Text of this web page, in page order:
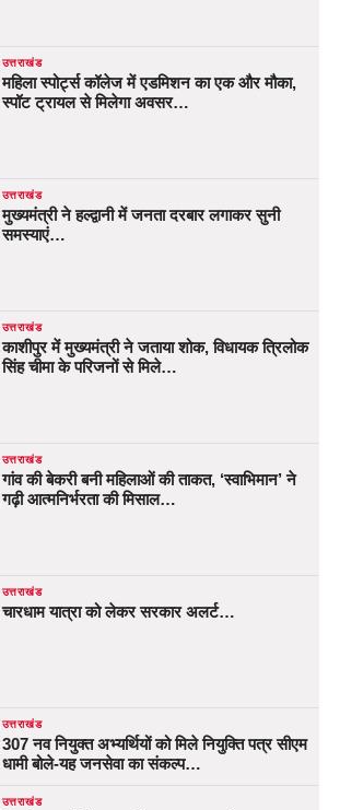
उत्तराखंड
महिला स्पोर्ट्स कॉलेज में एडमिशन का एक और मौका,
स्पॉट ट्रायल से मिलेगा अवसर…
उत्तराखंड
मुख्यमंत्री ने हल्द्वानी में जनता दरबार लगाकर सुनी
समस्याएं…
उत्तराखंड
काशीपुर में मुख्यमंत्री ने जताया शोक, विधायक त्रिलोक
सिंह चीमा के परिजनों से मिले…
उत्तराखंड
गांव की बेकरी बनी महिलाओं की ताकत, ‘स्वाभिमान’ ने
गढ़ी आत्मनिर्भरता की मिसाल…
उत्तराखंड
चारधाम यात्रा को लेकर सरकार अलर्ट…
उत्तराखंड
307 नव नियुक्त अभ्यर्थियों को मिले नियुक्ति पत्र सीएम
धामी बोले-यह जनसेवा का संकल्प…
उत्तराखंड